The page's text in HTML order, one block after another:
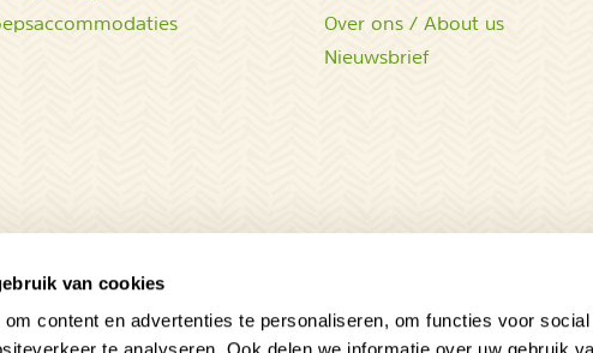
van cookies
content en advertenties te personaliseren, om functies voor
Over ons / About us
Nieuwsbrief